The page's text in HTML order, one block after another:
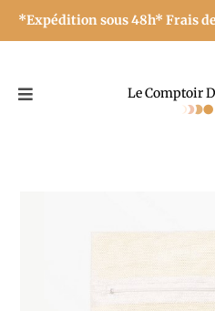
*Expédition sous 48h* Frais
Le Comptoir